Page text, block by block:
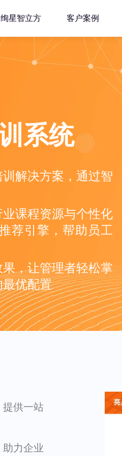
绚星智立方 客户案例
系统
解决方案，通过智
课程资源与个性化
荐引擎，帮助员工
，让管理者轻松掌
优配置
提供一站
力企业